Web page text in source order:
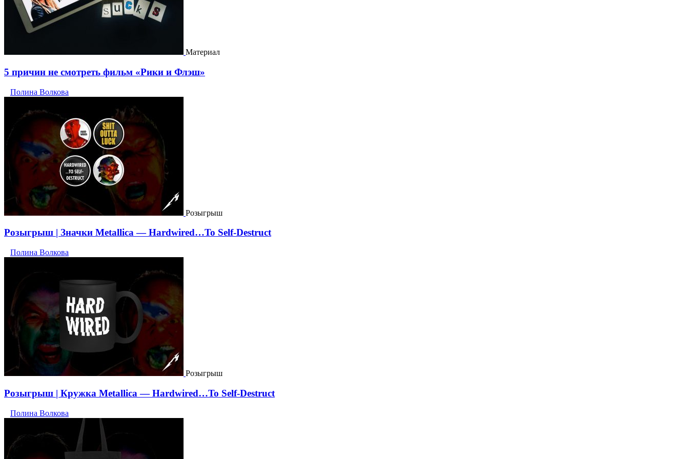
Материал
5 причин не смотреть фильм «Рики и Флэш»
Полина Волкова
Розыгрыш
Розыгрыш | Значки Metallica — Hardwired…To Self-Destruct
Полина Волкова
Розыгрыш
Розыгрыш | Кружка Metallica — Hardwired…To Self-Destruct
Полина Волкова